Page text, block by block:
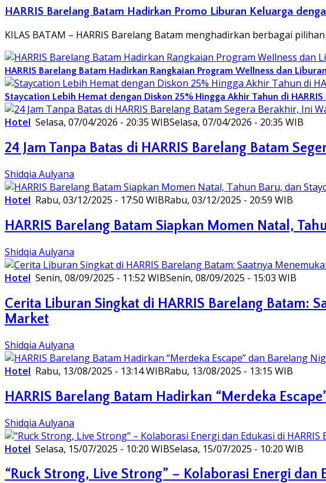
HARRIS Barelang Batam Hadirkan Promo Liburan Keluarga
KILAS BATAM – HARRIS Barelang Batam menghadirkan berbagai
HARRIS Barelang Batam Hadirkan Rangkaian Program Wellness dan
Staycation Lebih Hemat dengan Diskon 25% Hingga Akhir Tahun di
Hotel Selasa, 07/04/2026 - 20:35 WIBSelasa, 07/04/2026 - 20:35 WIB
24 Jam Tanpa Batas di HARRIS Barelang Batam
Shidqia Aulyana
Hotel Rabu, 03/12/2025 - 17:50 WIBRabu, 03/12/2025 - 20:59 WIB
HARRIS Barelang Batam Siapkan Momen Natal,
Shidqia Aulyana
Hotel Senin, 08/09/2025 - 11:52 WIBSenin, 08/09/2025 - 15:03 WIB
Cerita Liburan Singkat di HARRIS Barelang Batam:
Market
Shidqia Aulyana
Hotel Rabu, 13/08/2025 - 13:14 WIBRabu, 13/08/2025 - 13:15 WIB
HARRIS Barelang Batam Hadirkan “Merdeka
Shidqia Aulyana
Hotel Selasa, 15/07/2025 - 10:20 WIBSelasa, 15/07/2025 - 10:20 WIB
“Ruck Strong, Live Strong” – Kolaborasi Energi dan